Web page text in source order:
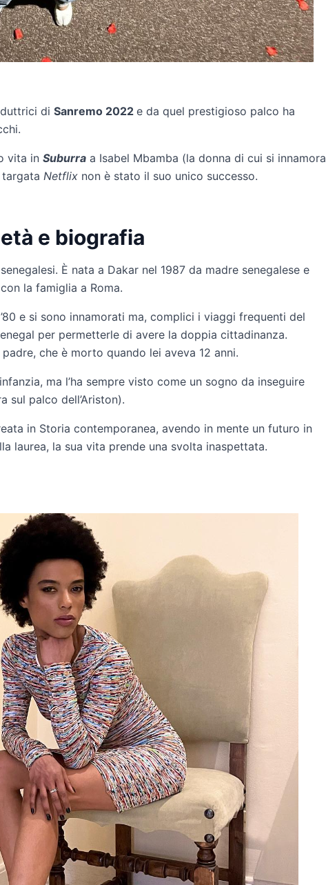
di Sanremo 2022 e da quel prestigioso palco ha
vita in Suburra a Isabel Mbamba (la donna di cui si innamora
targata Netflix non è stato il suo unico successo.
e biografia
È nata a Dakar nel 1987 da madre senegalese e
la famiglia a Roma.
e si sono innamorati ma, complici i viaggi frequenti del
per permetterle di avere la doppia cittadinanza.
che è morto quando lei aveva 12 anni.
ma l’ha sempre visto come un sogno da inseguire
sul palco dell’Ariston).
in Storia contemporanea, avendo in mente un futuro in
laurea, la sua vita prende una svolta inaspettata.